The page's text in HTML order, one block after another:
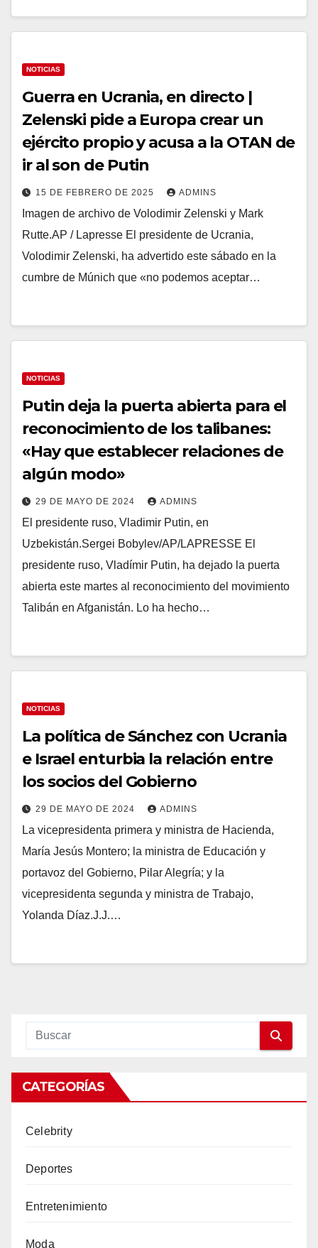
NOTICIAS
Guerra en Ucrania, en directo |
Zelenski pide a Europa crear un
ejército propio y acusa a la OTAN de
ir al son de Putin
15 DE FEBRERO DE 2025 ADMINS
Imagen de archivo de Volodimir Zelenski y Mark
Rutte.AP / Lapresse El presidente de Ucrania,
Volodimir Zelenski, ha advertido este sábado en la
cumbre de Múnich que «no podemos aceptar…
NOTICIAS
Putin deja la puerta abierta para el
reconocimiento de los talibanes:
«Hay que establecer relaciones de
algún modo»
29 DE MAYO DE 2024 ADMINS
El presidente ruso, Vladimir Putin, en
Uzbekistán.Sergei Bobylev/AP/LAPRESSE El
presidente ruso, Vladímir Putin, ha dejado la puerta
abierta este martes al reconocimiento del movimiento
Talibán en Afganistán. Lo ha hecho…
NOTICIAS
La política de Sánchez con Ucrania
e Israel enturbia la relación entre
los socios del Gobierno
29 DE MAYO DE 2024 ADMINS
La vicepresidenta primera y ministra de Hacienda,
María Jesús Montero; la ministra de Educación y
portavoz del Gobierno, Pilar Alegría; y la
vicepresidenta segunda y ministra de Trabajo,
Yolanda Díaz.J.J.…
CATEGORÍAS
Celebrity
Deportes
Entretenimiento
Moda